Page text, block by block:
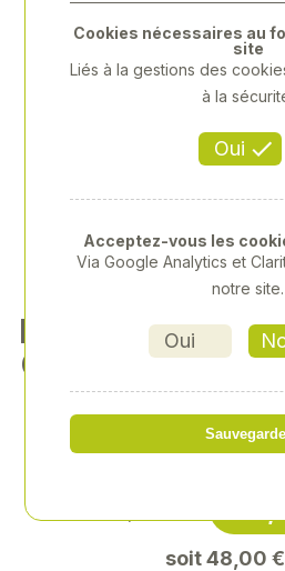
LUBRIFICATION
OUR OUTILS
Référence:
soit 48,00
Oui
Cookies nécessaires au
site
Liés à la gestions des
à la
Oui
Acceptez-vous les
Via Google Analytics et
notre site.